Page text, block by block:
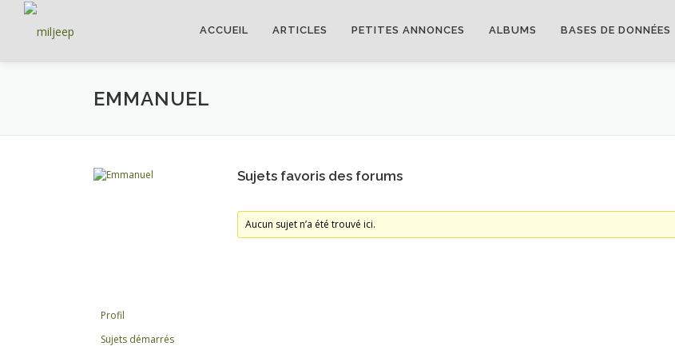
ACCUEIL ARTICLES PETITES ANNONCES ALBUMS BASES DE DONNÉES
EMMANUEL
Profil
Sujets démarrés
Sujets favoris des forums
Aucun sujet n’a été trouvé ici.